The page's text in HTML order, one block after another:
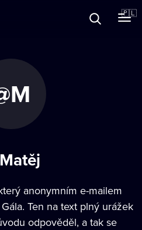
🇵🇱
anonymním e-mailem
Ten na text plný urážek
odpověděl, a tak se